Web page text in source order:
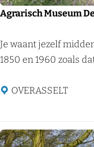
Agrarisch Museum
A
g
a
s
Je waant jezelf
1850 en 1960 zoals
OVERASSELT